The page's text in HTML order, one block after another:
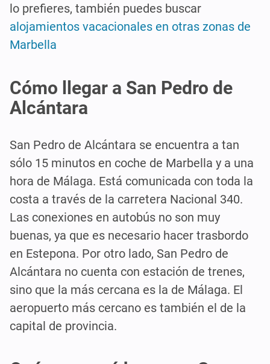
lo prefieres, también puedes buscar
alojamientos vacacionales en otras zonas de
Marbella
Cómo llegar a San Pedro de
Alcántara
San Pedro de Alcántara se encuentra a tan
sólo 15 minutos en coche de Marbella y a una
hora de Málaga. Está comunicada con toda la
costa a través de la carretera Nacional 340.
Las conexiones en autobús no son muy
buenas, ya que es necesario hacer trasbordo
en Estepona. Por otro lado, San Pedro de
Alcántara no cuenta con estación de trenes,
sino que la más cercana es la de Málaga. El
aeropuerto más cercano es también el de la
capital de provincia.